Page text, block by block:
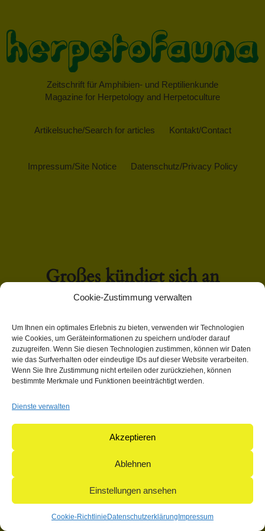
Cookie-Zustimmung verwalten
Um Ihnen ein optimales Erlebnis zu bieten, verwenden wir Technologien
wie Cookies, um Geräteinformationen zu speichern und/oder darauf
zuzugreifen. Wenn Sie diesen Technologien zustimmen, können wir Daten
wie das Surfverhalten oder eindeutige IDs auf dieser Website verarbeiten.
Wenn Sie Ihre Zustimmung nicht erteilen oder zurückziehen, können
bestimmte Merkmale und Funktionen beeinträchtigt werden.
Dienste verwalten
Akzeptieren
Ablehnen
Einstellungen ansehen
Cookie-Richtlinie Datenschutzerklärung Impressum
Zeitschrift für Amphibien- und Reptilienkunde
Magazine for Herpetology and Herpetoculture
Artikelsuche/Search for articles Kontakt/Contact
Impressum/Site Notice Datenschutz/Privacy Policy
Großes kündigt sich an
Hier bahnt sich etwas Großes an! Unser Shop ist in Arbeit
und wird bald veröffentlicht!
© 2004-2026: herpetofauna Verlags-GmbH | Postfach 11 10 |
71365 Weinstadt | Germany